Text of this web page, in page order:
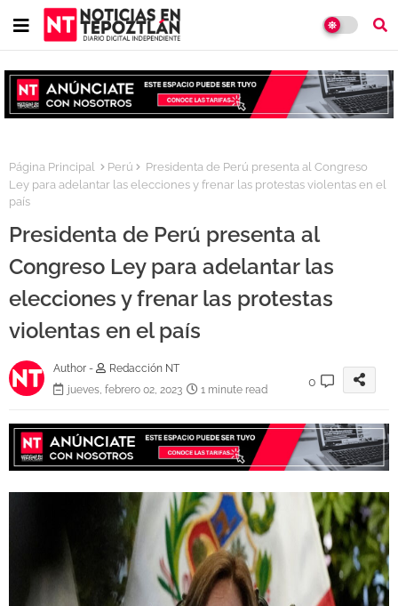
Página Principal Perú
Presidenta de Perú presenta al Congreso
Ley para adelantar las elecciones y frenar las protestas violentas en el
país
Presidenta de Perú presenta al
Congreso Ley para adelantar las
elecciones y frenar las protestas
violentas en el país
Author -
Redacción NT
jueves, febrero 02, 2023
1 minute read
0